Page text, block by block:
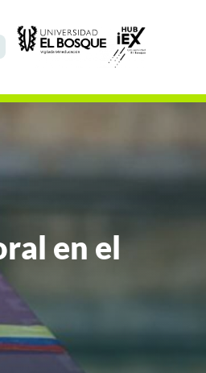
en el